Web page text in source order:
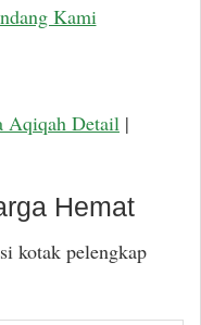
Kami
Aqiqah Detail |
Hemat
kotak pelengkap